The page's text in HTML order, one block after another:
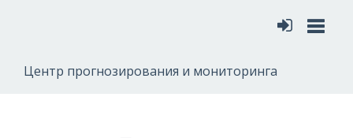
Центр прогнозирования и мониторинга